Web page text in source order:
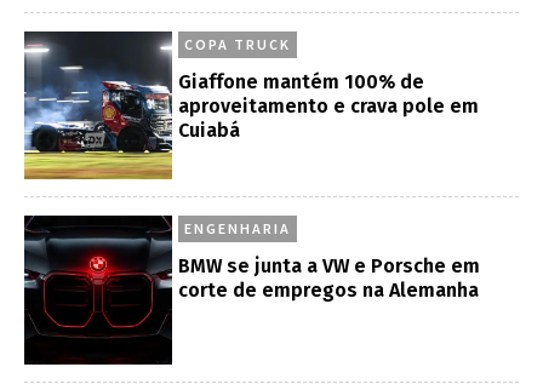
COPA TRUCK
Giaffone mantém 100% de
aproveitamento e crava pole em
Cuiabá
ENGENHARIA
BMW se junta a VW e Porsche em
corte de empregos na Alemanha